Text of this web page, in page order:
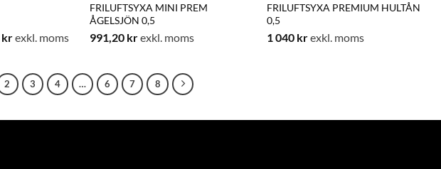
krPrisintervall:
183,20 kr
exkl. moms
FRILUFTSYXA MINI PREM
ÅGELSJÖN 0,5
991,20 krexkl. moms
FRILUFTSYXA PREMIUM HULTÅN
0,5
1 040 krexkl. moms
2 3 4 … 6 7 8